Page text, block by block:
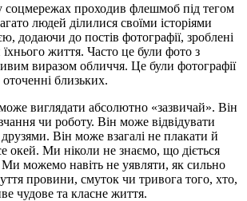
соцмережах проходив флешмоб під тегом
людей ділилися своїми історіями
додаючи до постів фотографії, зроблені
життя. Часто це були фото з
виразом обличчя. Це були фотографії
оточенні близьких.
виглядати абсолютно «зазвичай». Він
чи роботу. Він може відвідувати
друзями. Він може взагалі не плакати й
окей. Ми ніколи не знаємо, що діється
можемо навіть не уявляти, як сильно
провини, смуток чи тривога того, хто,
чудове та класне життя.